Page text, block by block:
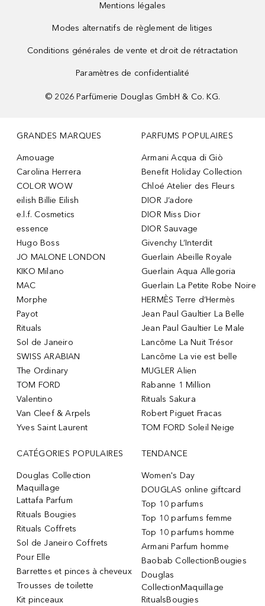
Mentions légales
Modes alternatifs de règlement de litiges
Conditions générales de vente et droit de rétractation
Paramètres de confidentialité
© 2026 Parfümerie Douglas GmbH & Co. KG.
GRANDES MARQUES
Amouage
Carolina Herrera
COLOR WOW
eilish Billie Eilish
e.l.f. Cosmetics
essence
Hugo Boss
JO MALONE LONDON
KIKO Milano
MAC
Morphe
Payot
Rituals
Sol de Janeiro
SWISS ARABIAN
The Ordinary
TOM FORD
Valentino
Van Cleef & Arpels
Yves Saint Laurent
PARFUMS POPULAIRES
Armani Acqua di Giò
Benefit Holiday Collection
Chloé Atelier des Fleurs
DIOR J’adore
DIOR Miss Dior
DIOR Sauvage
Givenchy L’Interdit
Guerlain Abeille Royale
Guerlain Aqua Allegoria
Guerlain La Petite Robe Noire
HERMÈS Terre d’Hermès
Jean Paul Gaultier La Belle
Jean Paul Gaultier Le Male
Lancôme La Nuit Trésor
Lancôme La vie est belle
MUGLER Alien
Rabanne 1 Million
Rituals Sakura
Robert Piguet Fracas
TOM FORD Soleil Neige
CATÉGORIES POPULAIRES
Douglas Collection
Maquillage
Lattafa Parfum
Rituals Bougies
Rituals Coffrets
Sol de Janeiro Coffrets
Pour Elle
Barrettes et pinces à cheveux
Trousses de toilette
Kit pinceaux
TENDANCE
Women's Day
DOUGLAS online giftcard
Top 10 parfums
Top 10 parfums femme
Top 10 parfums homme
Armani Parfum homme
Baobab CollectionBougies
Douglas
CollectionMaquillage
RitualsBougies